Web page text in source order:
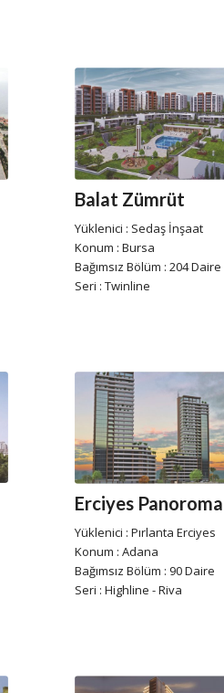
Balat Zümrüt
Yüklenici : Sedaş İnşaat
Konum : Bursa
Bağımsız Bölüm : 204 Daire
Seri : Twinline
Erciyes Panoroma
Yüklenici : Pırlanta Erciyes
Konum : Adana
Bağımsız Bölüm : 90 Daire
Seri : Highline - Riva